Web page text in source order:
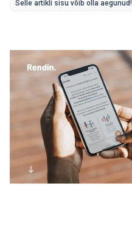
Selle artikli sisu võib olla aegunud!